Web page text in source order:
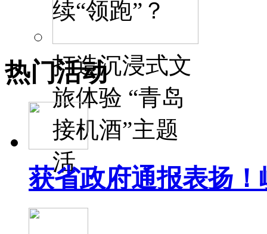
续“领跑”？
打造沉浸式文
旅体验 “青岛
接机酒”主题
活
热门活动
获省政府通报表扬